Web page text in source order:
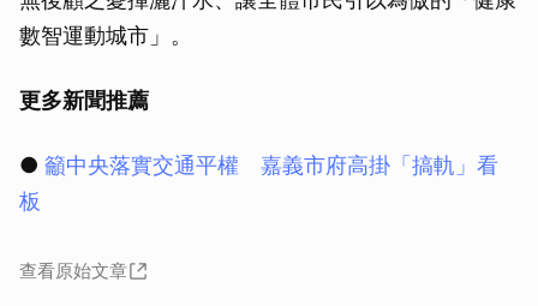
數智運動城市」。
更多新聞推薦
● 籲中央落實交通平權 嘉義市府高掛「搞軌」看
板
查看原始文章